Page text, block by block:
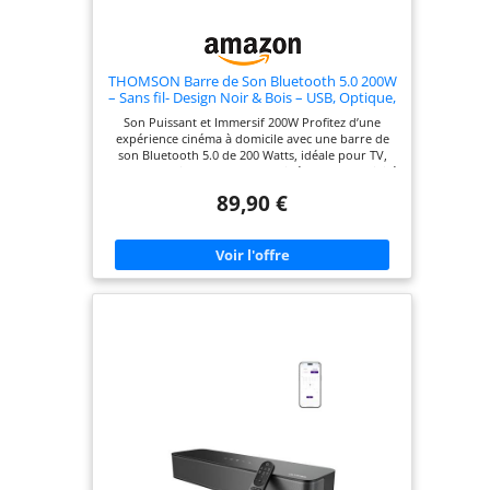
THOMSON Barre de Son Bluetooth 5.0 200W
– Sans fil- Design Noir & Bois – USB, Optique,
AUX, Fixation Murale – 86 cm-
télécommande- SB402BT
Son Puissant et Immersif 200W Profitez d’une
expérience cinéma à domicile avec une barre de
son Bluetooth 5.0 de 200 Watts, idéale pour TV,
console, ordinateur ou home cinéma. Connectivité
musiques via Bluetooth. Branchez une clé USB ou
optique, AUX et USB TV AUDIO, USB et optique.
Idéal pour votre téléviseur, ordinateur ou barre
de son pour PC. Design Scandinave Fixable au
Mur. Apportez une touche déco à votre salon :
le son adapté à vos contenus : Film, Musique ou
Voix, pour un rendu toujours clair, équilibré et
immersif. Égaliseur intégré pour optimiser l'audio
fournis, indicateur LED et contrôle à distance pour
un usage facile et immédiat. Bénéficiez de la
sécurité d'une alimentation fiable DC21V/1.5A
89,90 €